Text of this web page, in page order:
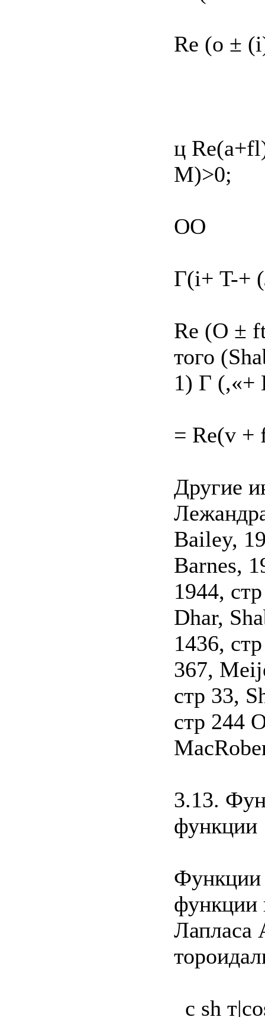
Re (о ±
ц
М)>0;
OO
Г(і+ T-+
Re (О ±
того
1) Г (,«+
= Re(v +
Другие
Bailey,
Barnes,
1944,
Dhar,
1436,
367,
стр 33,
стр 244
3.13.
функции
Функции
функции
Лапласа
_с sh